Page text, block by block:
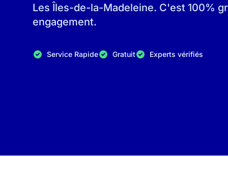
Les Îles-de-la-Madeleine. C'est 100%
engagement.
Service Rapide Gratuit Experts vérifiés